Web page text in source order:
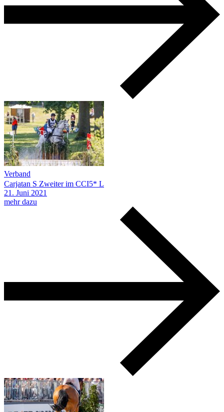
Verband
Carjatan S Zweiter im CCI5* L
21. Juni 2021
mehr dazu